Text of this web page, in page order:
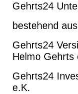
Gehrts24
bestehend
Gehrts24
Helmo Gehrts
Gehrts24
e.K.